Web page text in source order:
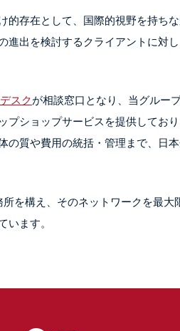
存在として、国際的視野を持ち
出を検討するクライアントに対
スクが相談窓口となり、当グルー
ショップサービスを提供してお
質や費用の統括・管理まで、日
を構え、そのネットワークを最
ます。
M&Aおよび一般企業法務
企業取引、雇用、知的財産権等
な融資取引、複数の法的管轄に
れるといった、協力関係にあるこ
級のクライアントでもあります。
、現地の大手法律事務所の中から
協力事務所の定期的な見直しを
法律事務所と協働いたします。